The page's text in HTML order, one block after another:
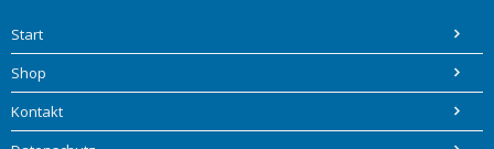
Start
Shop
Kontakt